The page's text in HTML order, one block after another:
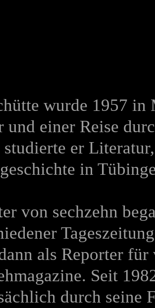
wurde 1957 in
einer Reise
studierte er
in
von sechzehn
als Reporter
Seit
durch seine